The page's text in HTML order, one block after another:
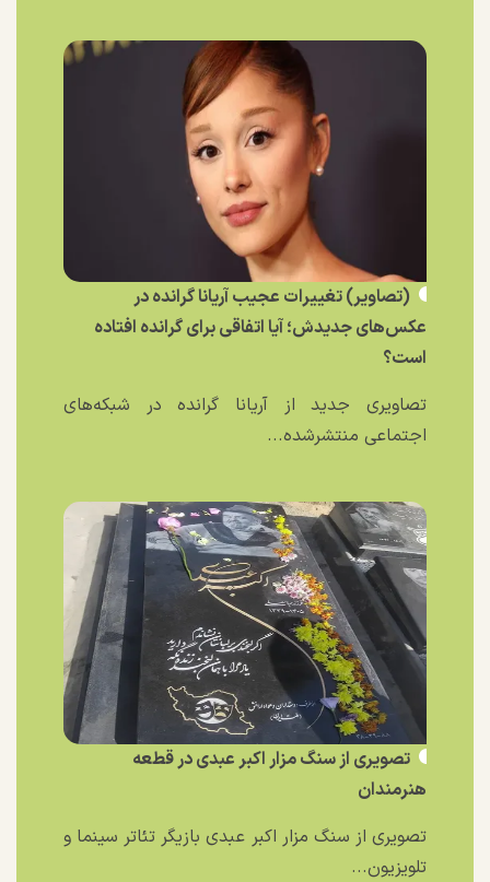
(تصاویر) تغییرات عجیب آریانا گرانده در
عکس‌های جدیدش؛ آیا اتفاقی برای گرانده افتاده
است؟
تصاویری جدید از آریانا گرانده در شبکه‌های
اجتماعی منتشرشده...
تصویری از سنگ مزار اکبر عبدی در قطعه
هنرمندان
تصویری از سنگ مزار اکبر عبدی بازیگر تئاتر سینما و
تلویزیون...